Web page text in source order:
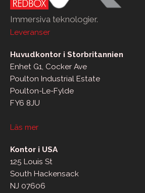
Immersiva teknologier.
Leveranser
Huvudkontor i Storbritannien
Enhet G1, Cocker Ave
Poulton Industrial Estate
Poulton-Le-Fylde
FY6 8JU
Läs mer
Kontor i USA
125 Louis St
South Hackensack
NJ 07606